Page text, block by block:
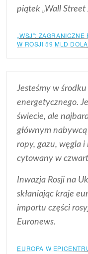
piątek „Wall Street
„WSJ”:
W ROSJI 59 MLD
Jesteśmy w
energetycznego.
świecie, ale
głównym
ropy, gazu, węgla i
cytowany w
Inwazja Rosji na
skłaniając kraje
importu części
Euronews.
EUROPA W